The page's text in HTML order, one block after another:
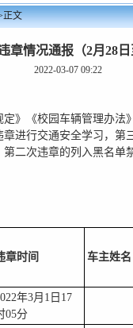
正文
章情况通报（2月28
2022-03-07 09:22
》《校园车辆管理办法
进行交通安全学习，第
二次违章的列入黑名单
章时间 车主姓名
年3月1日17
05分